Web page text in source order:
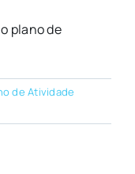
plano de
de Atividade